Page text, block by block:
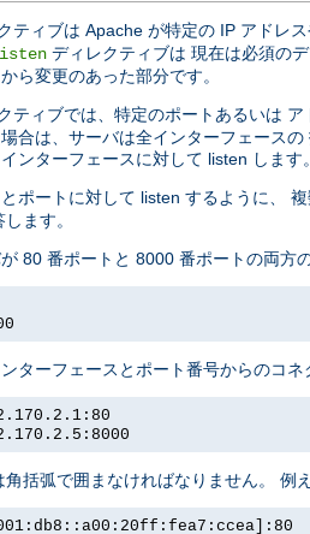
ティブは Apache が特定の IP アドレ
ディレクティブは 現在は必須の
ら変更のあった部分です。
ティブでは、特定のポートあるいは
合は、サーバは全インターフェース
ンターフェースに対して listen します。
ポートに対して listen するように、
ます。
80 番ポートと 8000 番ポートの両方
ターフェースとポート番号からのコ
括弧で囲まなければなりません。 例